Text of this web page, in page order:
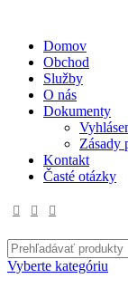
Domov
Obchod
Služby
O nás
Dokumenty
Zásady
Kontakt
Časté otázky
Vyberte kategóriu